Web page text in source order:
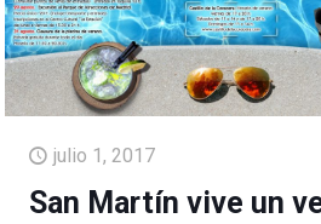
julio 1, 2017
San Martín vive un